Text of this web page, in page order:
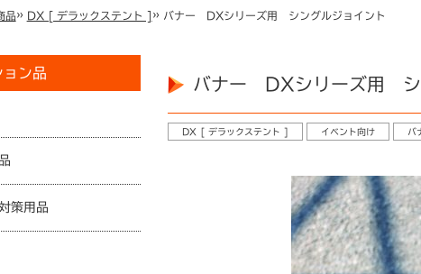
品» DX [ デラックステント ] » バナー DXシリーズ用 シングルジョイント
ョン品
策用品
バナー DXシリーズ用 シ
DX [ デラックステント ] イベント向け バ